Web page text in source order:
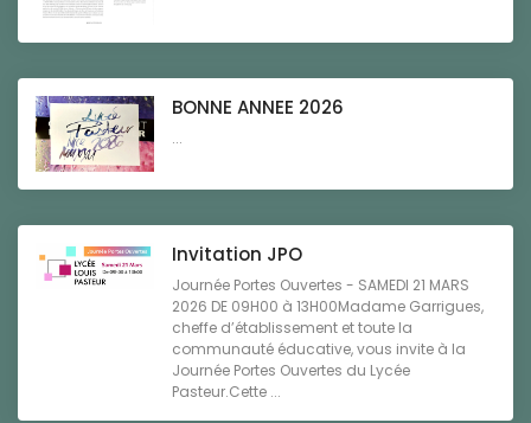
BONNE ANNEE 2026
...
Invitation JPO
Journée Portes Ouvertes - SAMEDI 21 MARS
2026 DE 09H00 à 13H00Madame Garrigues,
cheffe d’établissement et toute la
communauté éducative, vous invite à la
Journée Portes Ouvertes du Lycée
Pasteur.Cette ...